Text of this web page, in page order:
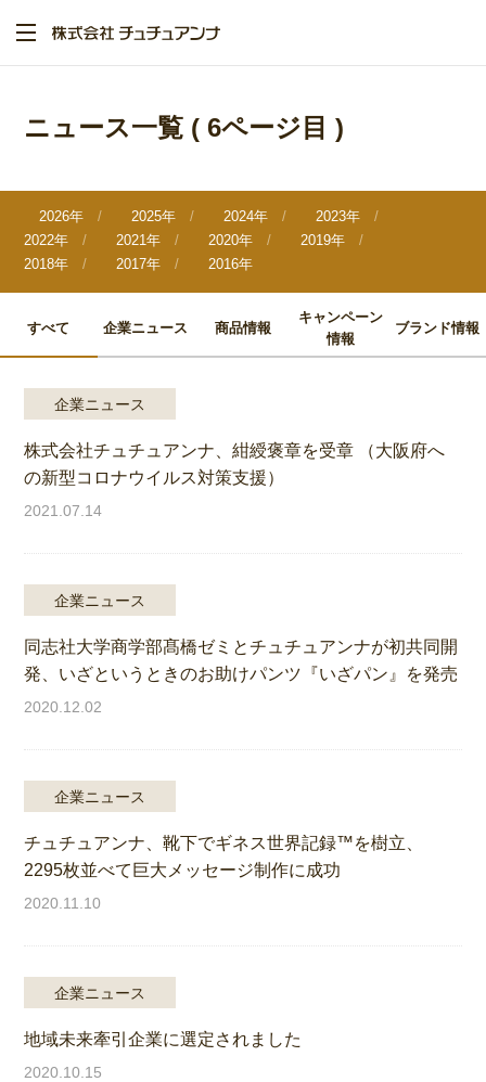
コ
ニュース一覧 ( 6ページ目 )
2026年 2025年 2024年
2023年
2022年
2021年 2020年
2019年
2018年
2017年 2016年
すべて 企業ニュース 商品情報
キャンペーン
情報
ブランド情報
企業ニュース
株式会社チュチュアンナ、紺綬褒章を受章 （大阪府へ
の新型コロナウイルス対策支援）
2021.07.14
企業ニュース
同志社大学商学部髙橋ゼミとチュチュアンナが初共同開
発、いざというときのお助けパンツ『いざパン』を発売
2020.12.02
企業ニュース
チュチュアンナ、靴下でギネス世界記録™を樹立、
2295枚並べて巨大メッセージ制作に成功
2020.11.10
企業ニュース
地域未来牽引企業に選定されました
2020.10.15